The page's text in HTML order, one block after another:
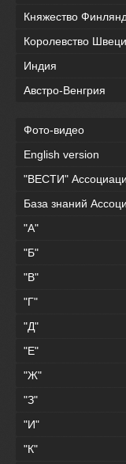
Княжество
Королевство
Индия
Австро-Венгрия
Фото-видео
English version
"ВЕСТИ"
База знаний
"А"
"Б"
"В"
"Г"
"Д"
"Е"
"Ж"
"З"
"И"
"К"